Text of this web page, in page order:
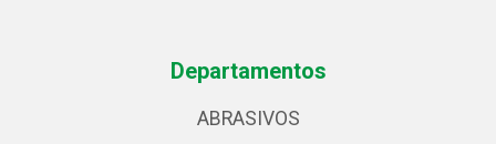
Departamentos
ABRASIVOS